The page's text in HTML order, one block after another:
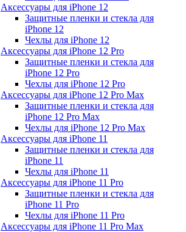
Аксессуары для iPhone 12
Защитные пленки и стекла для
iPhone 12
Чехлы для iPhone 12
Аксессуары для iPhone 12 Pro
Защитные пленки и стекла для
iPhone 12 Pro
Чехлы для iPhone 12 Pro
Аксессуары для iPhone 12 Pro Max
Защитные пленки и стекла для
iPhone 12 Pro Max
Чехлы для iPhone 12 Pro Max
Аксессуары для iPhone 11
Защитные пленки и стекла для
iPhone 11
Чехлы для iPhone 11
Аксессуары для iPhone 11 Pro
Защитные пленки и стекла для
iPhone 11 Pro
Чехлы для iPhone 11 Pro
Аксессуары для iPhone 11 Pro Max